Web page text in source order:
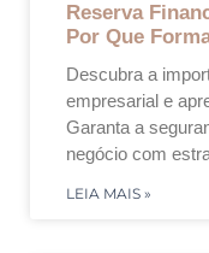
Reserva
Por Que
Descubra a
empresarial e
Garanta a
negócio com
LEIA MAIS »